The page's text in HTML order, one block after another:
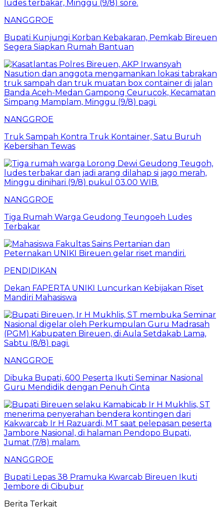
NANGGROE
Bupati Kunjungi Korban Kebakaran, Pemkab Bireuen
Segera Siapkan Rumah Bantuan
NANGGROE
Truk Sampah Kontra Truk Kontainer, Satu Buruh
Kebersihan Tewas
NANGGROE
Tiga Rumah Warga Geudong Teungoeh Ludes
Terbakar
PENDIDIKAN
Dekan FAPERTA UNIKI Luncurkan Kebijakan Riset
Mandiri Mahasiswa
NANGGROE
Dibuka Bupati, 600 Peserta Ikuti Seminar Nasional
Guru Mendidik dengan Penuh Cinta
NANGGROE
Bupati Lepas 38 Pramuka Kwarcab Bireuen Ikuti
Jembore di Cibubur
Berita Terkait